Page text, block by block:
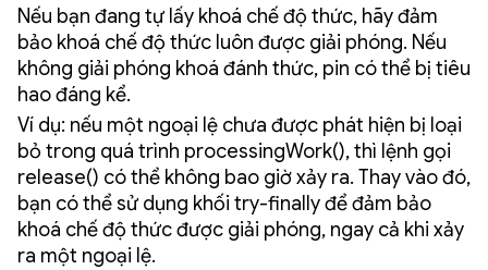
Nếu bạn đang tự lấy khoá chế độ thức, hãy đảm
bảo khoá chế độ thức luôn được giải phóng. Nếu
không giải phóng khoá đánh thức, pin có thể bị tiêu
hao đáng kể.
Ví dụ: nếu một ngoại lệ chưa được phát hiện bị loại
bỏ trong quá trình processingWork(), thì lệnh gọi
release() có thể không bao giờ xảy ra. Thay vào đó,
bạn có thể sử dụng khối try-finally để đảm bảo
khoá chế độ thức được giải phóng, ngay cả khi xảy
ra một ngoại lệ.